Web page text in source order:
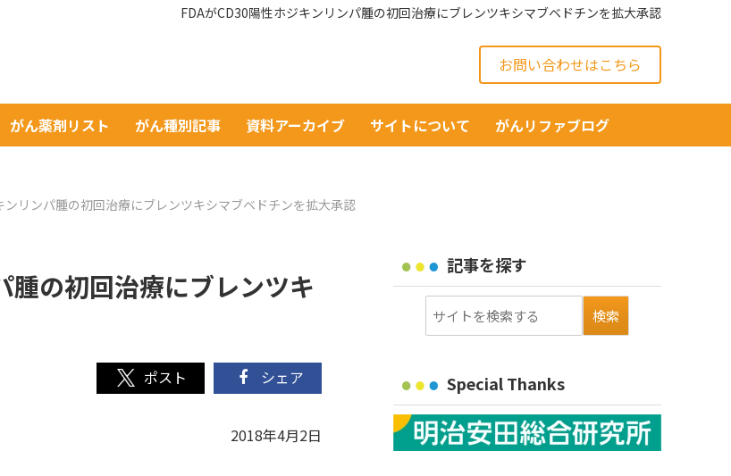
FDAがCD30陽性ホジキンリンパ腫の初回治療にブレンツキシマブベドチンを拡大承認
お問い合わせはこちら
がん薬剤リスト がん種別記事 資料アーカイブ サイトについて がんリファブログ
ンリンパ腫の初回治療にブレンツキシマブベドチンを拡大承認
腫の初回治療にブレンツキ
シェア
2018年4月2日
記事を探す
Special Thanks